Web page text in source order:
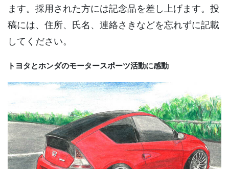
ます。採用された方には記念品を差し上げます。投
稿には、住所、氏名、連絡さきなどを忘れずに記載
してください。
トヨタとホンダのモータースポーツ活動に感動